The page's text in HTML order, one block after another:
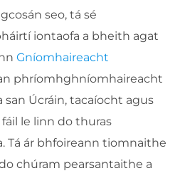
seo, tá sé
iontaofa a bheith agat
Gníomhaireacht
phríomhghníomhaireacht
Úcráin, tacaíocht agus
le linn do thuras
Tá ár bhfoireann tiomnaithe
chúram pearsantaithe a